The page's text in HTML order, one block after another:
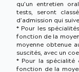
qu’un entretien
tests, seront
d’admission qui
* Pour les
fonction de la
moyenne obtenue
suscités, avec un
* Pour la spécialité
fonction de la